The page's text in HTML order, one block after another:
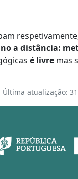
a distância:
é livre mas
Última atualização: